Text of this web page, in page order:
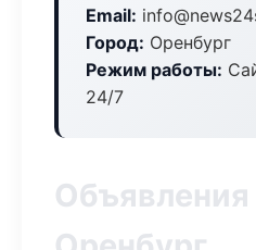
Email:
Город: Оренбург
Режим работы:
24/7
Объявления